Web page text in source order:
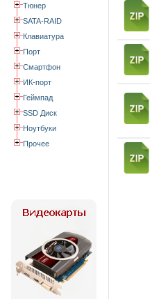
Тюнер
SATA-RAID
Клавиатура
Порт
Смартфон
ИК-порт
Геймпад
SSD Диск
Ноутбуки
Прочее